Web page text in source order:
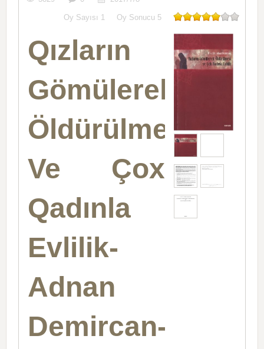
Oy Sayısı 1 Oy Sonucu 5
Qızların
Gömülerek
Öldürülmesi
Ve Çox
Qadınla
Evlilik-
Adnan
Demircan-